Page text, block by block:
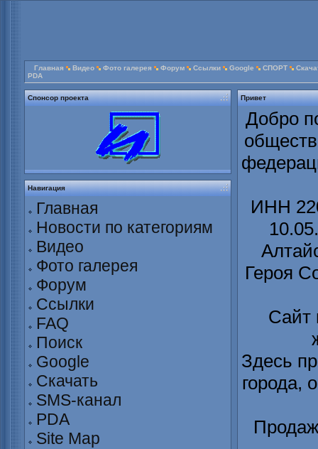
Главная Видео Фото галерея Форум Ссылки Google СПОРТ
PDA
Спонсор проекта
Навигация
Главная
Новости по категориям
Видео
Фото галерея
Форум
Ссылки
FAQ
Поиск
Google
Скачать
SMS-канал
PDA
Site Map
Привет
Добро
ИНН
Героя
Сайт
Здесь
города,